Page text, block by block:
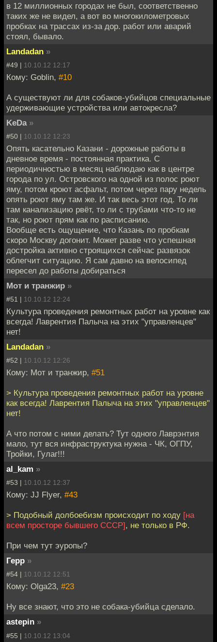
в 12 миллионных городах не был, соответственно
таких же не видел, а вот во многокилометровых
пробках на трассах из-за дор. работ или аварий
стоял, бывало.
Landadan »
#49 | 10.10.12 12:17
Кому: Goblin, #10
А существуют ли для собаков-убийцов специальные
удерживающие устройства или автокресла?
KeDa »
#50 | 10.10.12 12:23
Опять касательно Казани - дорожные работы в
дневное время - постоянная практика. С
периодичностью в месяц наблюдаю как в центре
города по ул. Островского на одной из полос роют
яму, потом кроют асфальт, потом через пару недель
опять роют яму там же. И так весь этот год. То ли
там канализацию рвёт, то ли с трубами что-то не
так, но роют прям как по расписанию.
Вообще есть ощущение, что Казань по пробкам
скоро Москву догонит. Может разве что успешная
достройка активно строящихся сейчас развязок
облегчит ситуацию. Я сам давно на велосипед
пересел до работы добираться
Мот и транжир »
#51 | 10.10.12 12:24
Культура проведения ремонтных работ на уровне как
всегда! Лаврентия Палыча на этих "управленцев"
нет!
Landadan »
#52 | 10.10.12 12:26
Кому: Мот и транжир, #51
> Культура проведения ремонтных работ на уровне
как всегда! Лаврентия Палыча на этих "управленцев"
нет!
А что потом с ними делать? Тут одного Лаврэнтия
мало, тут вся инфраструктука нужна - ЧК, ОГПУ,
Тройки, Гулаг!!!
al_kam »
#53 | 10.10.12 12:37
Кому: JJ Flyer, #43
> Подобный долбоебизм происходит по ходу [на
всем просторе бывшего СССР], не только в РФ.
При чем тут эуропы?
Герр »
#54 | 10.10.12 12:51
Кому: Olga23, #23
Ну все знают, что это не собака-убийца сделало.
astepin »
#55 | 10.10.12 13:04